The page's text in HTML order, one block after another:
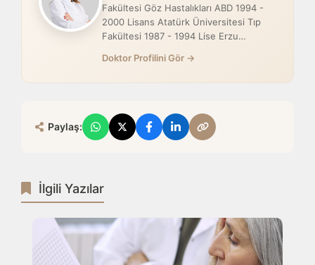
Fakültesi Göz Hastalıkları ABD 1994 -
2000 Lisans Atatürk Üniversitesi Tıp
Fakültesi 1987 - 1994 Lise Erzu…
Doktor Profilini Gör →
Paylaş:
İlgili Yazılar